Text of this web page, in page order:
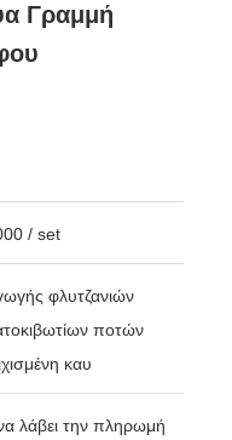
Γραμμή
/ set
φλυτζανιών
ποτών
καυ
λάβει την πληρωμή